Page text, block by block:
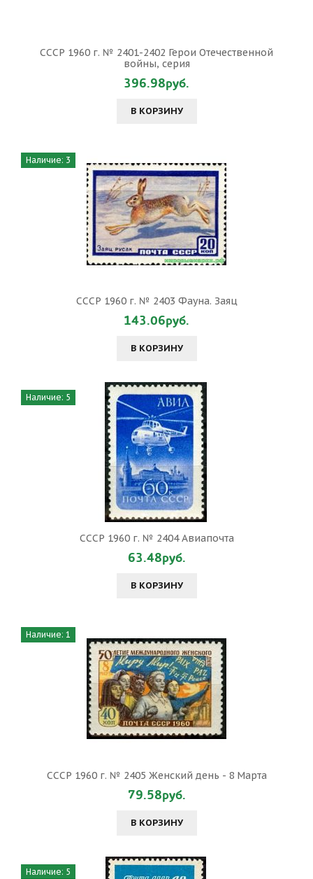
СССР 1960 г. № 2401-2402 Герои Отечественной
войны, серия
396.98руб.
В КОРЗИНУ
Наличие: 3
СССР 1960 г. № 2403 Фауна. Заяц
143.06руб.
В КОРЗИНУ
Наличие: 5
СССР 1960 г. № 2404 Авиапочта
63.48руб.
В КОРЗИНУ
Наличие: 1
СССР 1960 г. № 2405 Женский день - 8 Марта
79.58руб.
В КОРЗИНУ
Наличие: 5